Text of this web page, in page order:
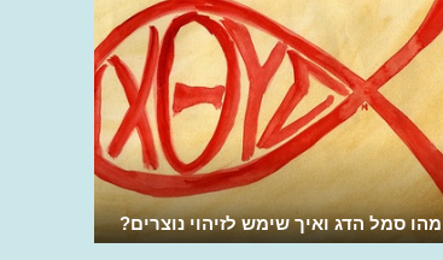
מהו סמל הדג ואיך שימש לזיהוי נוצרים?